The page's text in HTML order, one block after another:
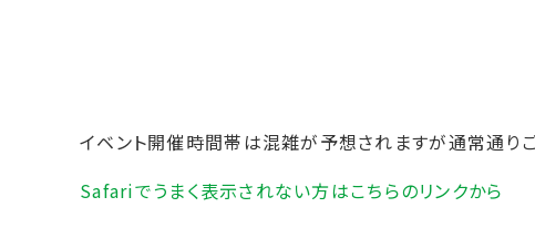
イベント開催時間帯は混雑が予想されますが通常通り
Safariでうまく表示されない方はこちらのリンクから